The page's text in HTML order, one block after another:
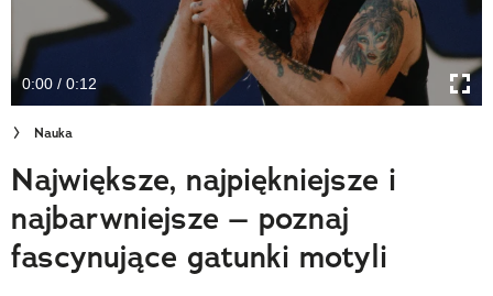
Newsletter
Cuda Polski
Wielki Konkurs Fotograficzny
Trendbook Podróżniczy
Polecane
0:00 / 0:12
Nauka
Największe, najpiękniejsze i
najbarwniejsze – poznaj
fascynujące gatunki motyli